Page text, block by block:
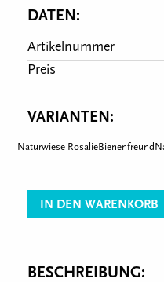
DATEN:
Artikelnummer
Preis
VARIANTEN:
Naturwiese RosalieBienenfreund
IN DEN WARENKORB
BESCHREIBUNG: